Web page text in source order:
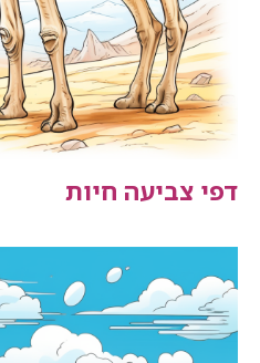
דפי צביעה חיות